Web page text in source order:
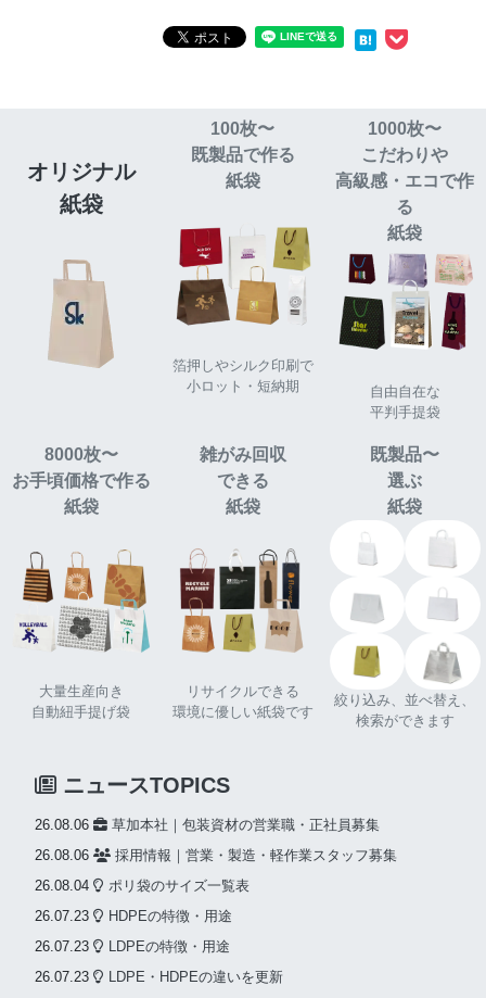
オリジナル
紙袋
100枚〜
既製品で作る
紙袋
箔押しやシルク印刷で
小ロット・短納期
1000枚〜
こだわりや
高級感・エコで作
る
紙袋
自由自在な
平判手提袋
8000枚〜
お手頃価格で作る
紙袋
大量生産向き
自動紐手提げ袋
雑がみ回収
できる
紙袋
リサイクルできる
環境に優しい紙袋です
既製品〜
選ぶ
紙袋
絞り込み、並べ替え、
検索ができます
ニュースTOPICS
26.08.06
草加本社｜包装資材の営業職・正社員募集
26.08.06
採用情報｜営業・製造・軽作業スタッフ募集
26.08.04
ポリ袋のサイズ一覧表
26.07.23
HDPEの特徴・用途
26.07.23
LDPEの特徴・用途
26.07.23
LDPE・HDPEの違いを更新